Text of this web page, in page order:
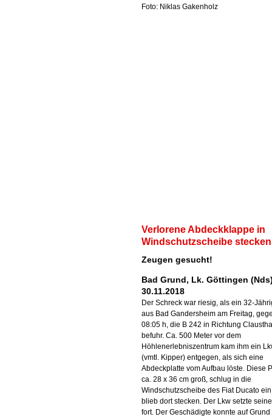
Foto: Niklas Gakenholz
Verlorene Abdeckklappe in
Windschutzscheibe
Zeugen gesucht!
Bad Grund, Lk. Göttingen
30.11.2018
Der Schreck war riesig, als ein 32-
aus Bad Gandersheim am Freitag,
08:05 h, die B 242 in Richtung
befuhr. Ca. 500 Meter vor dem
Höhlenerlebniszentrum kam ihm ein
(vmtl. Kipper) entgegen, als sich eine
Abdeckplatte vom Aufbau löste. Diese
ca. 28 x 36 cm groß, schlug in die
Windschutzscheibe des Fiat Ducato
blieb dort stecken. Der Lkw setzte
fort. Der Geschädigte konnte auf Grund